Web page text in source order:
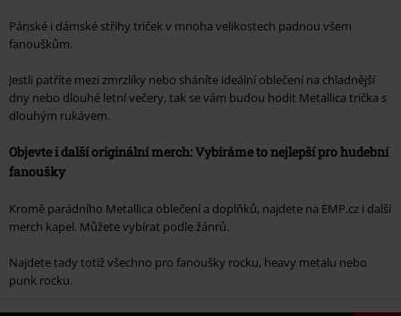
Pánské i dámské střihy triček v mnoha velikostech padnou všem
fanouškům.
Jestli patříte mezi zmrzlíky nebo sháníte ideální oblečení na chladnější
dny nebo dlouhé letní večery, tak se vám budou hodit Metallica trička s
dlouhým rukávem.
Objevte i další originální merch: Vybíráme to nejlepší pro hudební
fanoušky
Kromě parádního Metallica oblečení a doplňků, najdete na EMP.cz i další
merch kapel. Můžete vybírat podle žánrů.
Najdete tady totiž všechno pro fanoušky rocku, heavy metalu nebo
punk rocku.